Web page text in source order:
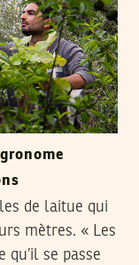
de laitue qui
mètres. « Les
qu’il se passe